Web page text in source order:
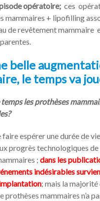
opératoire; ces
mammaires + lipofilling
de revêtement mammaire
belle
le temps va
les prothèses
espérer une durée de
progrès technologiques
; dans les
indésirables
; mais la
prothèses mammaires n’a